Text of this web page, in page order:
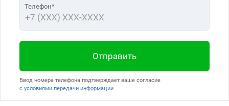
Телефон*
Ввод номера телефона подтверждает ваше согласие
с условиями передачи информации
Отправить